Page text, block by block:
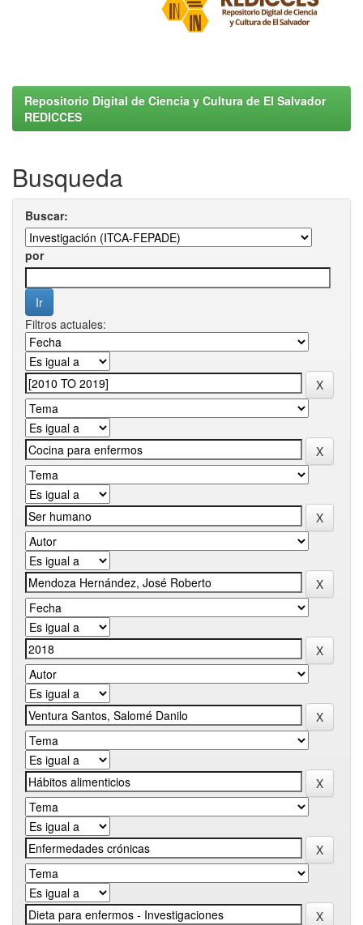
Repositorio Digital de Ciencia y Cultura de El Salvador
REDICCES
Busqueda
Buscar:
por
Filtros actuales: